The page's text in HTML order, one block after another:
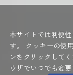
本サイトでは利便
す。
クッキーの使
ンをクリックしてく
ウザでいつでも変更